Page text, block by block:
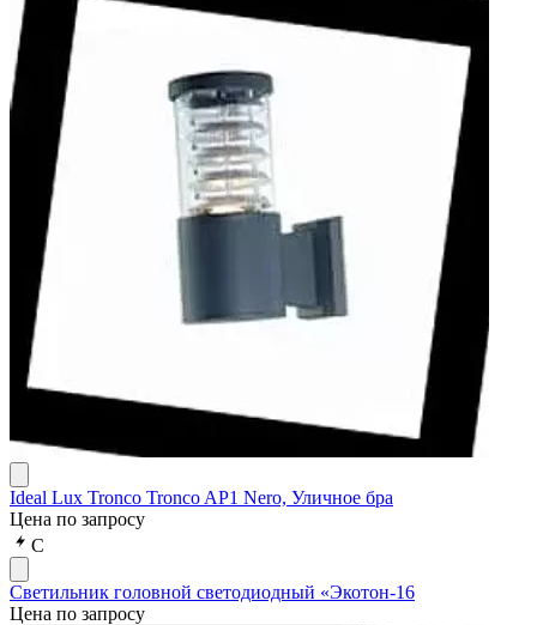
Ideal Lux Tronco Tronco AP1 Nero, Уличное бра
Цена по запросу
С
Светильник головной светодиодный «Экотон-16
Цена по запросу